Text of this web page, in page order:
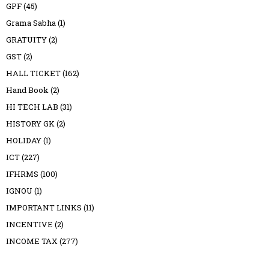
GPF(45)
Grama Sabha(1)
GRATUITY(2)
GST(2)
HALL TICKET(162)
Hand Book(2)
HI TECH LAB (31)
HISTORY GK(2)
HOLIDAY(1)
ICT(227)
IFHRMS (100)
IGNOU (1)
IMPORTANT LINKS (11)
INCENTIVE (2)
INCOME TAX(277)